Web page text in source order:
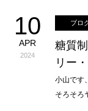
10
APR
2024
ブロ
糖質
リー
小山です
そろそろ
無料ガイドブ
オンシク本
プロフィール